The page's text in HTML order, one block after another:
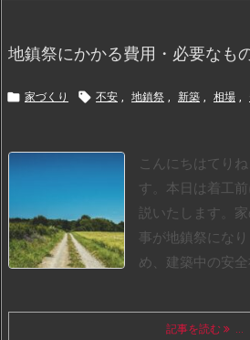
地鎮祭にかかる費用・必要なも
 家づくり  不安 , 地鎮祭 , 新築 , 相場 ,
こんにちはてり
す。 本日は着工
説いたします。
事が地鎮祭になり
め、建築中の安
記事を読む ...